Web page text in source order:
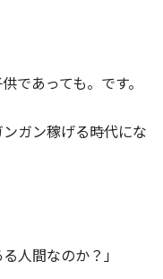
であっても。です。
ガン稼げる時代にな
人間なのか？」